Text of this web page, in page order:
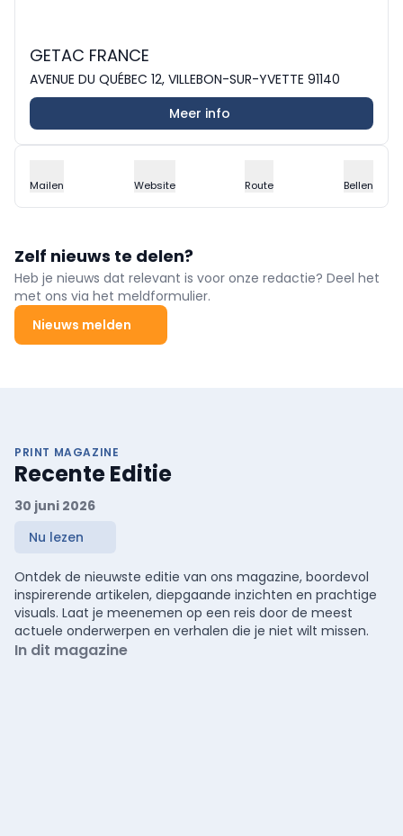
GETAC FRANCE
AVENUE DU QUÉBEC 12, VILLEBON-SUR-YVETTE 91140
Meer info
Mailen Website Route Bellen
Zelf nieuws te delen?
Heb je nieuws dat relevant is voor onze redactie? Deel het
met ons via het meldformulier.
Nieuws melden
PRINT MAGAZINE
Recente Editie
30 juni 2026
Nu lezen
Ontdek de nieuwste editie van ons magazine, boordevol
inspirerende artikelen, diepgaande inzichten en prachtige
visuals. Laat je meenemen op een reis door de meest
actuele onderwerpen en verhalen die je niet wilt missen.
In dit magazine